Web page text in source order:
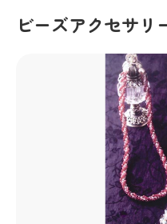
ビーズアクセサリ